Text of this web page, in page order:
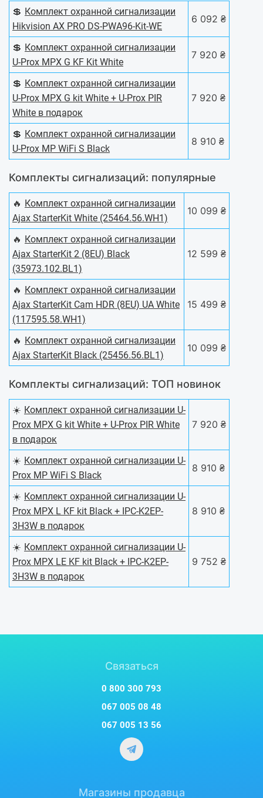
💲 Комплект охранной сигнализации
Hikvision AX PRO DS-PWA96-Kit-WE
6 092 ₴
💲 Комплект охранной сигнализации
U-Prox MPX G KF Kit White
7 920 ₴
💲 Комплект охранной сигнализации
U-Prox MPX G kit White + U-Prox PIR
White в подарок
7 920 ₴
💲 Комплект охранной сигнализации
U-Prox MP WiFi S Black
8 910 ₴
Комплекты сигнализаций: популярные
🔥 Комплект охранной сигнализации
Ajax StarterKit White (25464.56.WH1)
10 099 ₴
🔥 Комплект охранной сигнализации
Ajax StarterKit 2 (8EU) Black
(35973.102.BL1)
12 599 ₴
🔥 Комплект охранной сигнализации
Ajax StarterKit Cam HDR (8EU) UA White
(117595.58.WH1)
15 499 ₴
🔥 Комплект охранной сигнализации
Ajax StarterKit Black (25456.56.BL1)
10 099 ₴
Комплекты сигнализаций: ТОП новинок
☀️ Комплект охранной сигнализации U-
Prox MPX G kit White + U-Prox PIR White
в подарок
7 920 ₴
☀️ Комплект охранной сигнализации U-
Prox MP WiFi S Black
8 910 ₴
☀️ Комплект охранной сигнализации U-
Prox MPX L KF kit Black + IPC-K2EP-
3H3W в подарок
8 910 ₴
☀️ Комплект охранной сигнализации U-
Prox MPX LE KF kit Black + IPC-K2EP-
3H3W в подарок
9 752 ₴
Связаться
0 800 300 793
067 005 08 48
067 005 13 56
Магазины продавца